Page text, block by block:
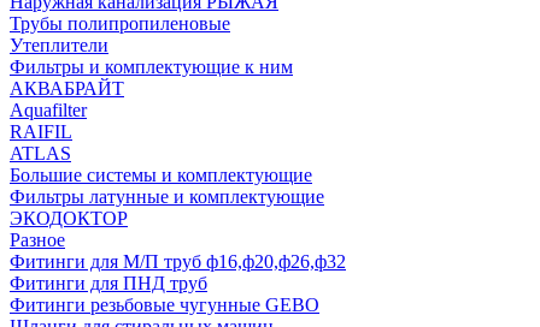
Трубы полипропиленовые
Утеплители
Фильтры и комплектующие к ним
АКВАБРАЙТ
Aquafilter
RAIFIL
ATLAS
Большие системы и комплектующие
Фильтры латунные и комплектующие
ЭКОДОКТОР
Разное
Фитинги для М/П труб ф16,ф20,ф26,ф32
Фитинги для ПНД труб
Фитинги резьбовые чугунные GEBO